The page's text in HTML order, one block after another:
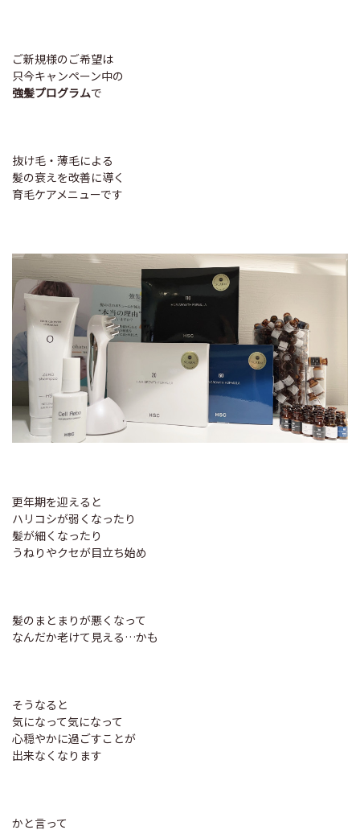
ご新規様のご希望は
只今キャンペーン中の
強髪プログラムで
抜け毛・薄毛による
髪の衰えを改善に導く
育毛ケアメニューです
更年期を迎えると
ハリコシが弱くなったり
髪が細くなったり
うねりやクセが目立ち始め
髪のまとまりが悪くなって
なんだか老けて見える…かも
そうなると
気になって気になって
心穏やかに過ごすことが
出来なくなります
かと言って